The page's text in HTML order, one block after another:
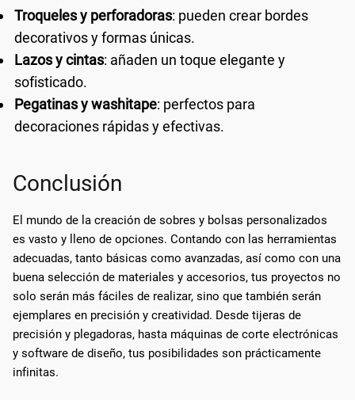
Troqueles y perforadoras: pueden crear bordes
decorativos y formas únicas.
Lazos y cintas: añaden un toque elegante y
sofisticado.
Pegatinas y washitape: perfectos para
decoraciones rápidas y efectivas.
Conclusión
El mundo de la creación de sobres y bolsas personalizados
es vasto y lleno de opciones. Contando con las herramientas
adecuadas, tanto básicas como avanzadas, así como con una
buena selección de materiales y accesorios, tus proyectos no
solo serán más fáciles de realizar, sino que también serán
ejemplares en precisión y creatividad. Desde tijeras de
precisión y plegadoras, hasta máquinas de corte electrónicas
y software de diseño, tus posibilidades son prácticamente
infinitas.